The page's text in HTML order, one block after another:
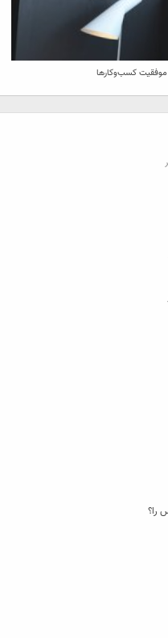
کسب‌وکارها
را؟